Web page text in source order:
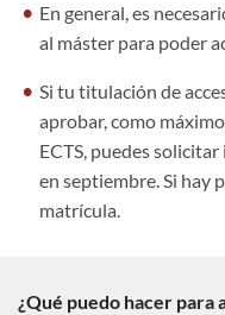
En general, es
al máster para poder
Si tu titulación de
aprobar, como
ECTS, puedes
en septiembre. Si hay
matrícula.
¿Qué puedo hacer para